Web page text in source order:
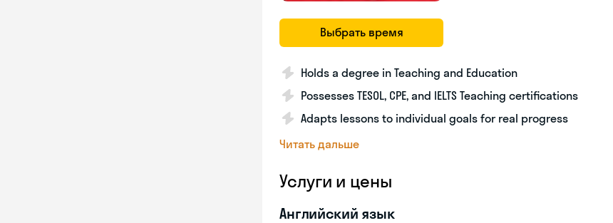
Выбрать время
Holds a degree in Teaching and Education
Possesses TESOL, CPE, and IELTS Teaching certifications
Adapts lessons to individual goals for real progress
Читать дальше
Услуги и цены
Английский язык